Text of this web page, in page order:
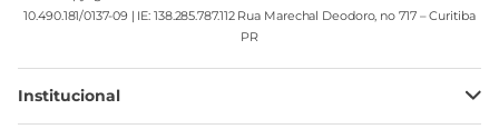
10.490.181/0137-09 | IE: 138.285.787.112 Rua Marechal Deodoro, no 717 – Curitiba
PR
Institucional
Minha Conta